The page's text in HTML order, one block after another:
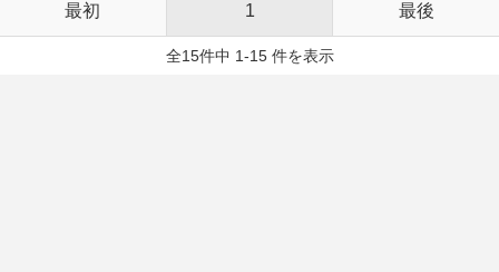
最初 1 最後
全15件中 1-15 件を表示